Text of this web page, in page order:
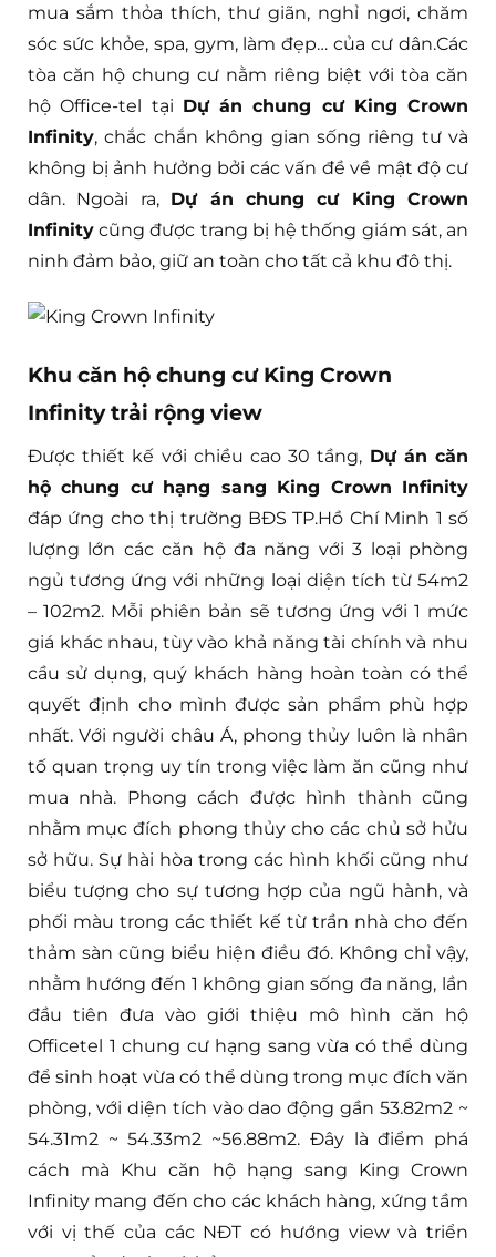
mua sắm thỏa thích, thư giãn, nghỉ ngơi, chăm
sóc sức khỏe, spa, gym, làm đẹp… của cư dân.Các
tòa căn hộ chung cư nằm riêng biệt với tòa căn
hộ Office-tel tại Dự án chung cư King Crown
Infinity, chắc chắn không gian sống riêng tư và
không bị ảnh hưởng bởi các vấn đề về mật độ cư
dân. Ngoài ra, Dự án chung cư King Crown
Infinity cũng được trang bị hệ thống giám sát, an
ninh đảm bảo, giữ an toàn cho tất cả khu đô thị.
Khu căn hộ chung cư King Crown
Infinity trải rộng view
Được thiết kế với chiều cao 30 tầng, Dự án căn
hộ chung cư hạng sang King Crown Infinity
đáp ứng cho thị trường BĐS TP.Hồ Chí Minh 1 số
lượng lớn các căn hộ đa năng với 3 loại phòng
ngủ tương ứng với những loại diện tích từ 54m2
– 102m2. Mỗi phiên bản sẽ tương ứng với 1 mức
giá khác nhau, tùy vào khả năng tài chính và nhu
cầu sử dụng, quý khách hàng hoàn toàn có thể
quyết định cho mình được sản phẩm phù hợp
nhất. Với người châu Á, phong thủy luôn là nhân
tố quan trọng uy tín trong việc làm ăn cũng như
mua nhà. Phong cách được hình thành cũng
nhằm mục đích phong thủy cho các chủ sở hửu
sở hữu. Sự hài hòa trong các hình khối cũng như
biểu tượng cho sự tương hợp của ngũ hành, và
phối màu trong các thiết kế từ trần nhà cho đến
thảm sàn cũng biểu hiện điều đó. Không chỉ vậy,
nhằm hướng đến 1 không gian sống đa năng, lần
đầu tiên đưa vào giới thiệu mô hình căn hộ
Officetel 1 chung cư hạng sang vừa có thể dùng
để sinh hoạt vừa có thể dùng trong mục đích văn
phòng, với diện tích vào dao động gần 53.82m2 ~
54.31m2 ~ 54.33m2 ~56.88m2. Đây là điểm phá
cách mà Khu căn hộ hạng sang King Crown
Infinity mang đến cho các khách hàng, xứng tầm
với vị thế của các NĐT có hướng view và triển